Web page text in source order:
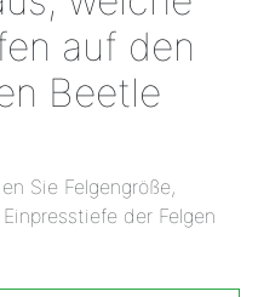
auf den
Beetle
Sie Felgengröße,
der Felgen